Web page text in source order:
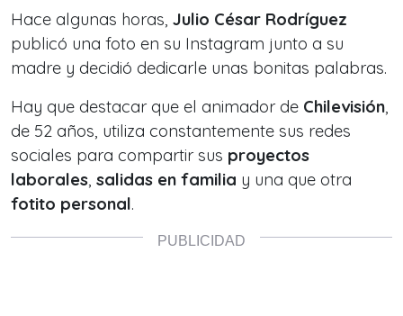
Hace algunas horas, Julio César Rodríguez
publicó una foto en su Instagram junto a su
madre y decidió dedicarle unas bonitas palabras.
Hay que destacar que el animador de Chilevisión,
de 52 años, utiliza constantemente sus redes
sociales para compartir sus proyectos
laborales, salidas en familia y una que otra
fotito personal.